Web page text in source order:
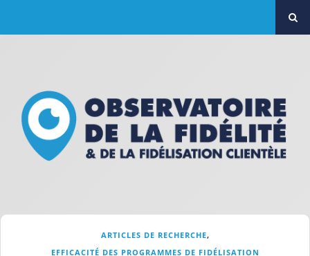
ARTICLES DE RECHERCHE,
EFFICACITÉ DES PROGRAMMES DE FIDÉLISATION